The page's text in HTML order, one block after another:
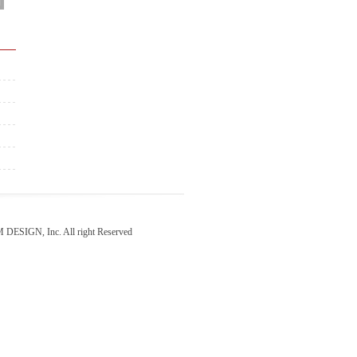
Inc. All right Reserved